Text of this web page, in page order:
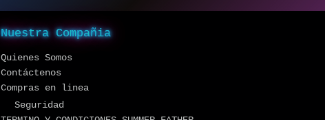
Nuestra Compañia
Quienes Somos
Contáctenos
Compras en linea
Seguridad